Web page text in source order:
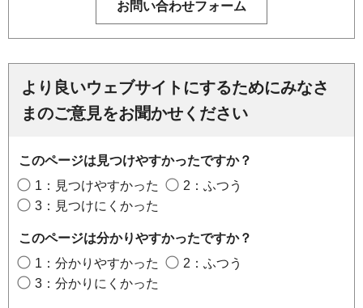
より良いウェブサイトにするためにみなさ
まのご意見をお聞かせください
このページは見つけやすかったですか？
1：見つけやすかった
2：ふつう
3：見つけにくかった
このページは分かりやすかったですか？
1：分かりやすかった
2：ふつう
3：分かりにくかった